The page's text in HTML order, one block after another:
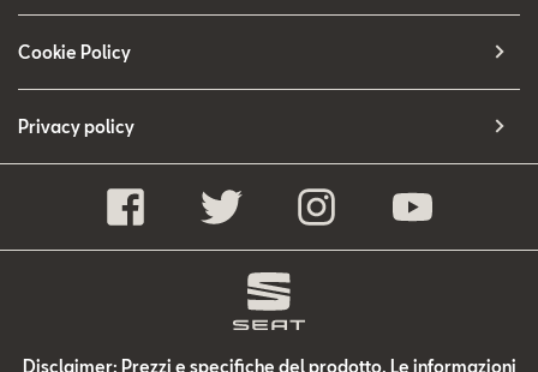
Cookie Policy
Privacy policy
Disclaimer: Prezzi e specifiche del prodotto. Le informazioni